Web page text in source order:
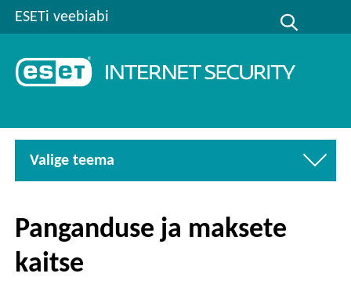
ESETi veebiabi
Valige teema
Panganduse ja maksete
kaitse